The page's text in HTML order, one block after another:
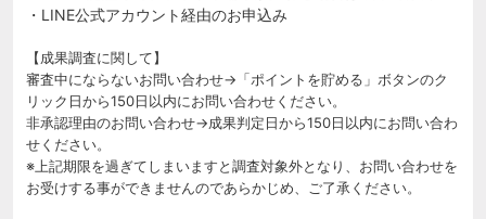
・LINE公式アカウント経由のお申込み
【成果調査に関して】
審査中にならないお問い合わせ→「ポイントを貯める」ボタンのク
リック日から150日以内にお問い合わせください。
非承認理由のお問い合わせ→成果判定日から150日以内にお問い合わ
せください。
※上記期限を過ぎてしまいますと調査対象外となり、お問い合わせを
お受けする事ができませんのであらかじめ、ご了承ください。